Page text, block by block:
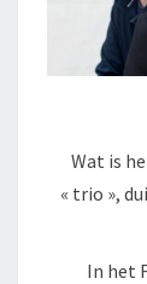
Wat is
« trio »,
In het